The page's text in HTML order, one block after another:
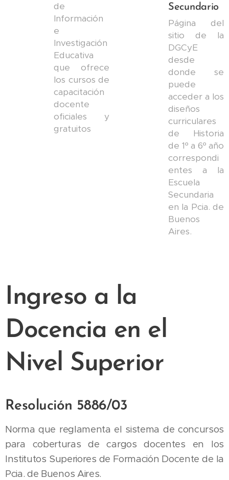
de
Información
e
Investigación
Educativa
que ofrece
los cursos de
capacitación
docente
oficiales y
gratuitos
Secundario
Página del
sitio de la
DGCyE
desde
donde se
puede
acceder a los
diseños
curriculares
de Historia
de 1º a 6º año
correspondi
entes a la
Escuela
Secundaria
en la Pcia. de
Buenos
Aires.
Ingreso a la
Docencia en el
Nivel Superior
Resolución 5886/03
Norma que reglamenta el sistema de concursos
para coberturas de cargos docentes en los
Institutos Superiores de Formación Docente de la
Pcia. de Buenos Aires.